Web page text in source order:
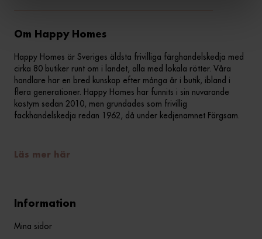
Om Happy Homes
Happy Homes är Sveriges äldsta frivilliga färghandelskedja med
cirka 80 butiker runt om i landet, alla med lokala rötter. Våra
handlare har en bred kunskap efter många år i butik, ibland i
flera generationer. Happy Homes har funnits i sin nuvarande
kostym sedan 2010, men grundades som frivillig
fackhandelskedja redan 1962, då under kedjenamnet Färgsam.
Läs mer här
Information
Mina sidor